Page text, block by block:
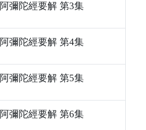
阿彌陀經要解 第3集
阿彌陀經要解 第4集
阿彌陀經要解 第5集
阿彌陀經要解 第6集